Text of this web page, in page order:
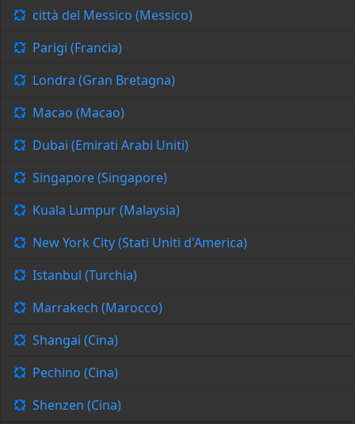
città del Messico (Messico)
Parigi (Francia)
Londra (Gran Bretagna)
Macao (Macao)
Dubai (Emirati Arabi Uniti)
Singapore (Singapore)
Kuala Lumpur (Malaysia)
New York City (Stati Uniti d'America)
Istanbul (Turchia)
Marrakech (Marocco)
Shangai (Cina)
Pechino (Cina)
Shenzen (Cina)